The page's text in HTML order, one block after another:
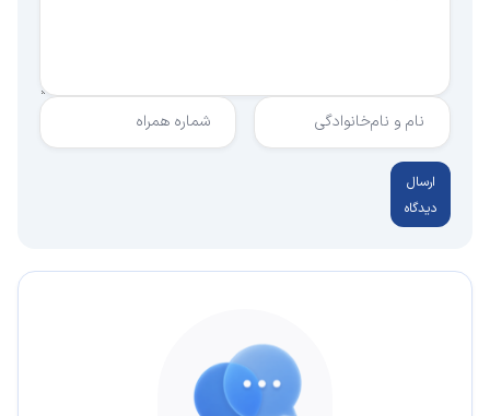
نام و نام‌خانوادگی شماره همراه
ارسال
دیدگاه